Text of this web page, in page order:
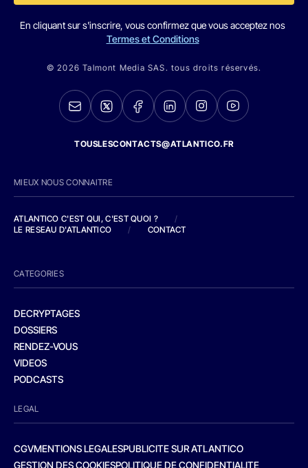
En cliquant sur s'inscrire, vous confirmez que vous acceptez nos
Termes et Conditions
© 2026 Talmont Media SAS. tous droits réservés.
TOUSLESCONTACTS@ATLANTICO.FR
MIEUX NOUS CONNAITRE
ATLANTICO C'EST QUI, C'EST QUOI ?
/
LE RESEAU D'ATLANTICO
/ CONTACT
CATEGORIES
DECRYPTAGES
DOSSIERS
RENDEZ-VOUS
VIDEOS
PODCASTS
LEGAL
CGVMENTIONS LEGALESPUBLICITE SUR ATLANTICO
GESTION DES COOKIESPOLITIQUE DE CONFIDENTIALITE